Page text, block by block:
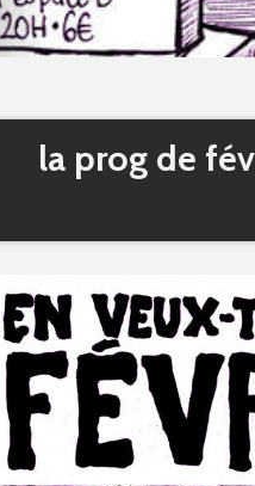
la prog de